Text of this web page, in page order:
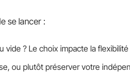
se lancer :
vide ? Le choix impacte la
ou plutôt préserver votre